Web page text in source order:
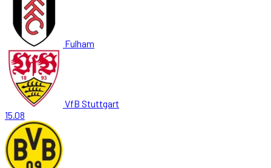
Fulham
VfB Stuttgart
15.08